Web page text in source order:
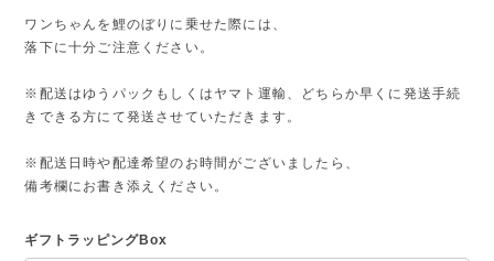
ワンちゃんを鯉のぼりに乗せた際には、
落下に十分ご注意ください。
※配送はゆうパックもしくはヤマト運輸、どちらか早くに発送手続
きできる方にて発送させていただきます。
※配送日時や配達希望のお時間がございましたら、
備考欄にお書き添えください。
ギフトラッピングBox